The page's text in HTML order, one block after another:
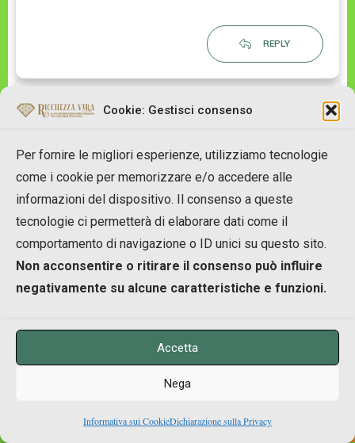
Cookie: Gestisci consenso
Per fornire le migliori esperienze, utilizziamo tecnologie
come i cookie per memorizzare e/o accedere alle
informazioni del dispositivo. Il consenso a queste
tecnologie ci permetterà di elaborare dati come il
comportamento di navigazione o ID unici su questo sito.
Non acconsentire o ritirare il consenso può influire
negativamente su alcune caratteristiche e funzioni.
Accetta
Nega
Informativa sui CookieDichiarazione sulla Privacy
REPLY
Franco
02/09/2011 alle 21:54
Ciao Lorenzo. Hai centrato il punto! La difficoltà è
proprio nell’indirizzare i nostri pensieri in senso
diverese invertendo subito il processo, producendo
Dopo anni,o una vita di condizionamento,dovute al
impegnativo,che non tutti sono disposti a fare.